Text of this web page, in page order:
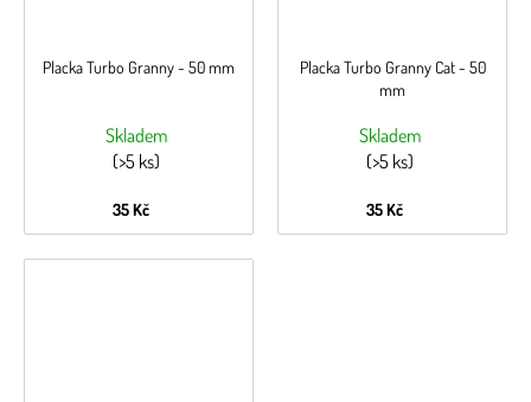
Placka Turbo Granny - 50 mm
Skladem
(>5 ks)
35 Kč
Placka Turbo Granny Cat - 50
mm
Skladem
(>5 ks)
35 Kč